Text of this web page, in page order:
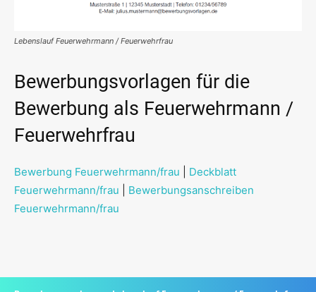
Lebenslauf Feuerwehrmann / Feuerwehrfrau
Bewerbungsvorlagen für die
Bewerbung als Feuerwehrmann /
Feuerwehrfrau
Bewerbung Feuerwehrmann/frau
Deckblatt
Feuerwehrmann/frau
Bewerbungsanschreiben
Feuerwehrmann/frau